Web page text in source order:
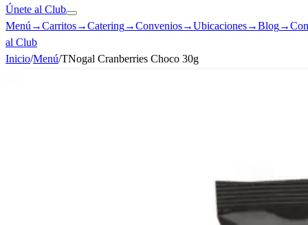
Únete al Club
Menú →Carritos→Catering→Convenios→Ubicaciones→Blog→
al Club
Inicio/Menú/TNogal Cranberries Choco 30g